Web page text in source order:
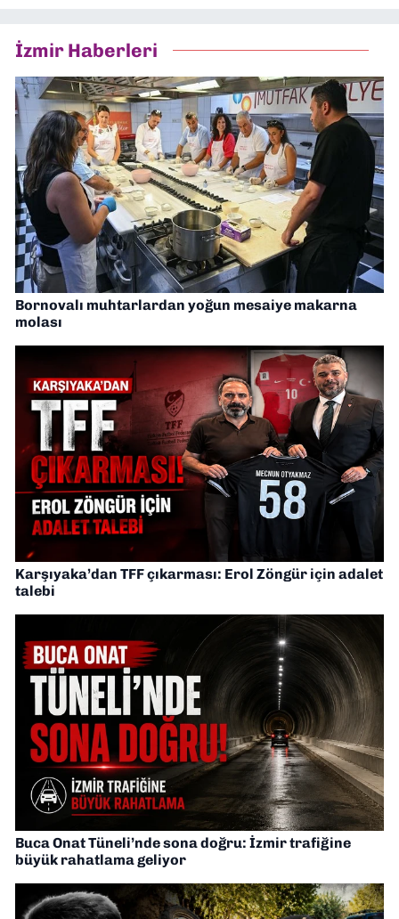
İzmir Haberleri
Bornovalı muhtarlardan yoğun mesaiye makarna
molası
Karşıyaka’dan TFF çıkarması: Erol Zöngür için adalet
talebi
Buca Onat Tüneli’nde sona doğru: İzmir trafiğine
büyük rahatlama geliyor